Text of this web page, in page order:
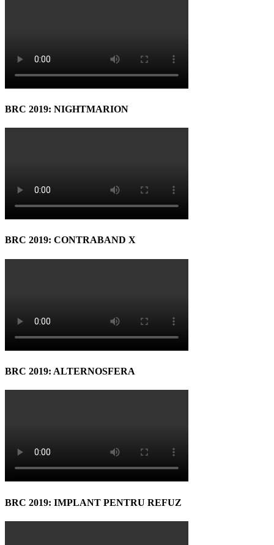
BRC 2019: NIGHTMARION
BRC 2019: CONTRABAND X
BRC 2019: ALTERNOSFERA
BRC 2019: IMPLANT PENTRU REFUZ